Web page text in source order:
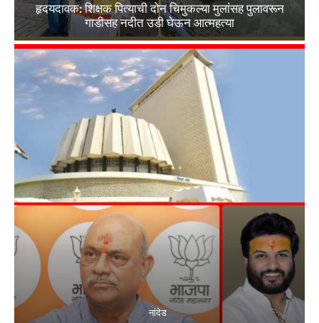
हृदयदावक: शिक्षक पित्याची दोन चिमुकल्या मुलांसह पुलावरून
गाडीसह नदीत उडी घेऊन आत्महत्या
नांदेड